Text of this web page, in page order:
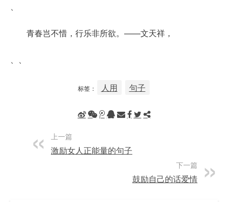
青春岂不惜，行乐非所欲。——文天祥，
标签： 人用 句子
上一篇
激励女人正能量的句子
下一篇
鼓励自己的话爱情